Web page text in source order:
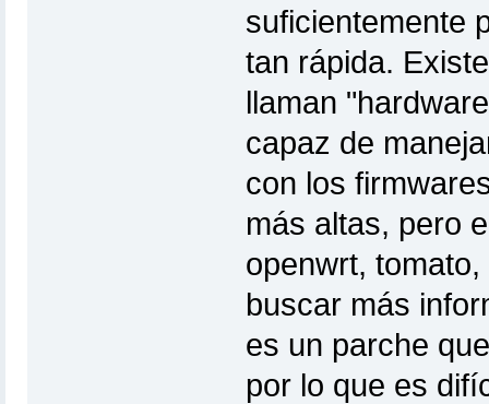
suficientemente
tan rápida.
llaman
capaz de
con los
más altas, pero
openwrt,
buscar más
es un parche
por lo que es